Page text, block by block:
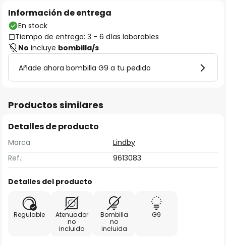
Información de entrega
En stock
Tiempo de entrega: 3 - 6 días laborables
No incluye bombilla/s
Añade ahora bombilla G9 a tu pedido
Productos similares
Detalles de producto
Marca
Lindby
Ref.:
9613083
Detalles del producto
Regulable
Atenuador
no
incluido
Bombilla
no
incluida
G9